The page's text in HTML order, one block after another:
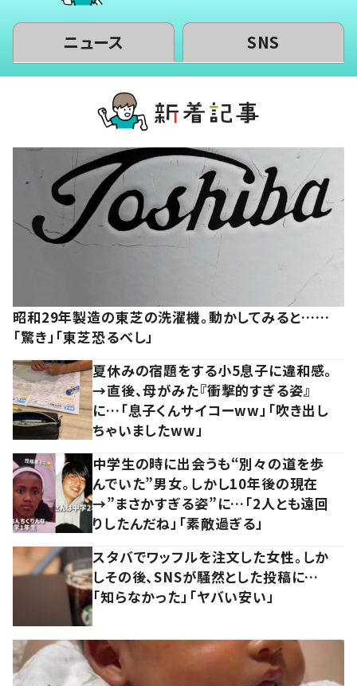
ニュース SNS
昭和29年製造の東芝の洗濯機。動かしてみると……
「驚き」「東芝恐るべし」
夏休みの宿題をする小5息子に違和感。
→直後、母がみた『衝撃的すぎる姿』
に…「息子くんサイコーww」「吹き出し
ちゃいましたww」
中学生の時に出会うも“別々の道を歩
んでいた”男女。しかし10年後の現在
→”まさかすぎる姿”に…「2人とも遠回
りしたんだね」「素敵過ぎる」
スタバでワッフルを注文した女性。しか
しその後、SNSが騒然とした投稿に…
「知らなかった」「ヤバい安い」